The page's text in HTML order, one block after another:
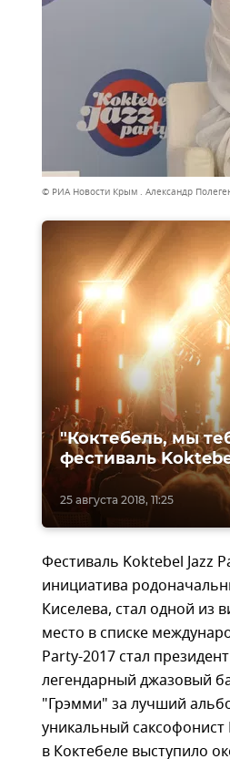
© РИА Новости Крым . Александр
25 августа 2018, 11:25
"Коктебель, мы
фестиваль
Фестиваль Koktebel Jazz
инициатива
Киселева, стал одной из
место в списке
Party-2017 стал
легендарный джазовый
"Грэмми" за лучший
уникальный
в Коктебеле выступило